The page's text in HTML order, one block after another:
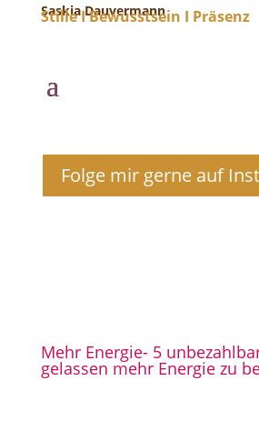
Saskia Dauvermann
Stille I Bewusstsein I Präsenz
Folge mir gerne auf
Mehr Energie- 5
gelassen mehr Energie zu